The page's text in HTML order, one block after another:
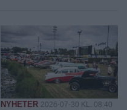
NYHETER 2026-07-30 KL. 08:40